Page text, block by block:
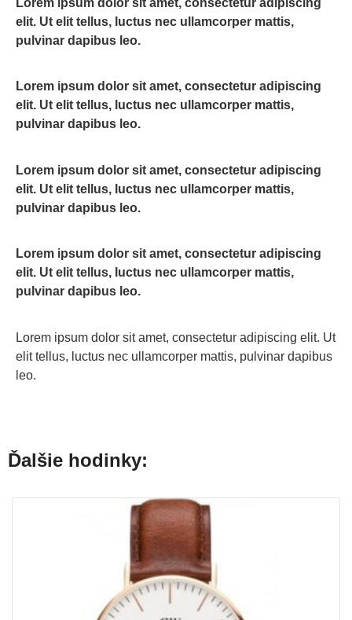
Lorem ipsum dolor sit amet, consectetur adipiscing
elit. Ut elit tellus, luctus nec ullamcorper mattis,
pulvinar dapibus leo.
Lorem ipsum dolor sit amet, consectetur adipiscing
elit. Ut elit tellus, luctus nec ullamcorper mattis,
pulvinar dapibus leo.
Lorem ipsum dolor sit amet, consectetur adipiscing
elit. Ut elit tellus, luctus nec ullamcorper mattis,
pulvinar dapibus leo.
Lorem ipsum dolor sit amet, consectetur adipiscing
elit. Ut elit tellus, luctus nec ullamcorper mattis,
pulvinar dapibus leo.
Lorem ipsum dolor sit amet, consectetur adipiscing elit. Ut
elit tellus, luctus nec ullamcorper mattis, pulvinar dapibus
leo.
Ďalšie hodinky: